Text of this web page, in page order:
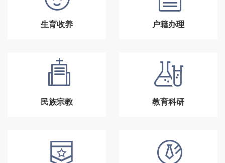
生育收养 户籍办理
民族宗教 教育科研